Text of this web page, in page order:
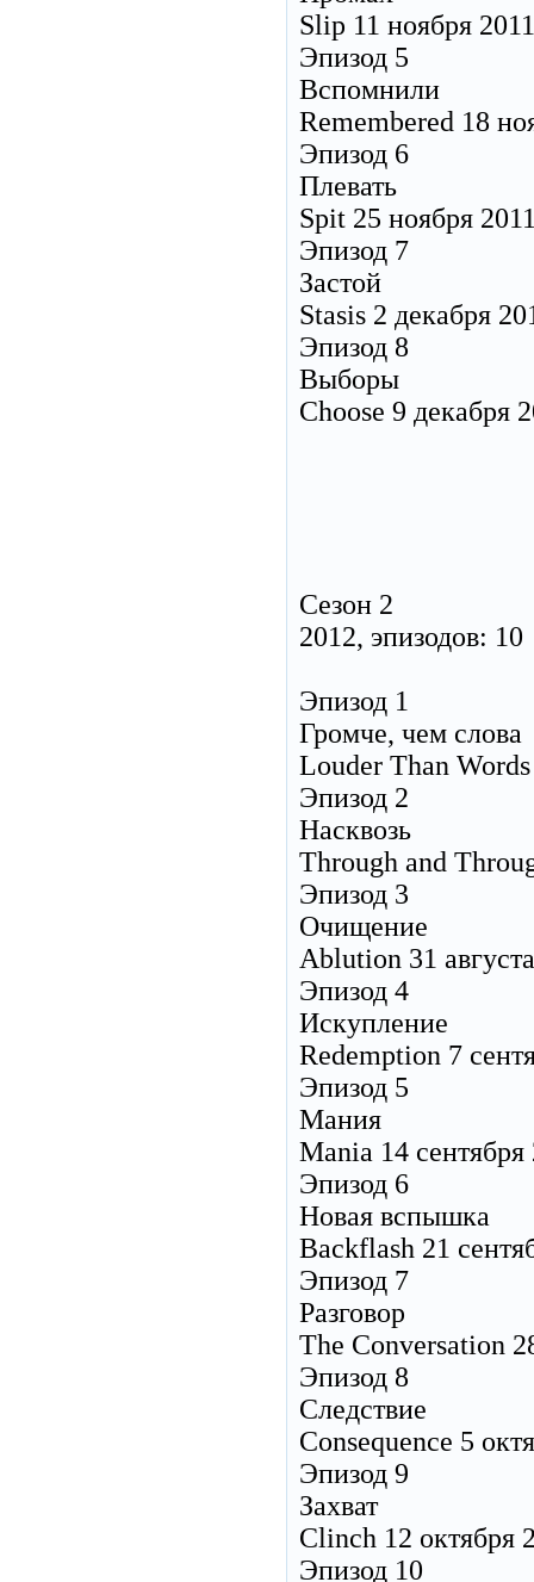
Slip 11 ноября 2011
Эпизод 5
Вспомнили
Remembered 18
Эпизод 6
Плевать
Spit 25 ноября
Эпизод 7
Застой
Stasis 2 декабря
Эпизод 8
Выборы
Choose 9 декабря
Сезон 2
2012, эпизодов: 10
Эпизод 1
Громче, чем слова
Louder Than Words
Эпизод 2
Насквозь
Through and
Эпизод 3
Очищение
Ablution 31
Эпизод 4
Искупление
Redemption 7
Эпизод 5
Мания
Mania 14 сентября
Эпизод 6
Новая вспышка
Backflash 21
Эпизод 7
Разговор
The Conversation
Эпизод 8
Следствие
Consequence 5
Эпизод 9
Захват
Clinch 12 октября
Эпизод 10